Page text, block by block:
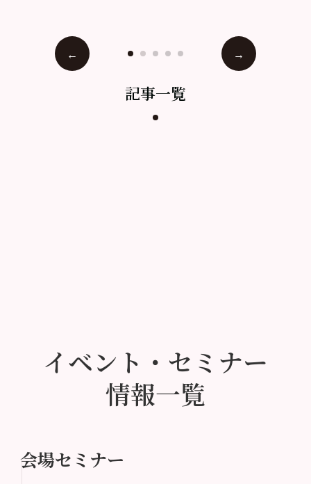
記事一覧
イベント・セミナー
情報一覧
会場セミナー